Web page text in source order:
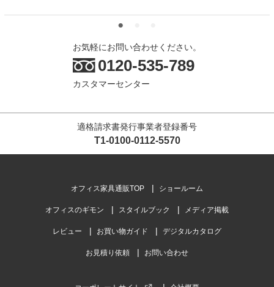
お気軽にお問い合わせください。
0120-535-789
カスタマーセンター
適格請求書発行事業者登録番号
T1-0100-0112-5570
オフィス家具通販TOP ショールーム
オフィスのギモン スタイルブック メディア掲載
レビュー お買い物ガイド デジタルカタログ
お見積り依頼 お問い合わせ